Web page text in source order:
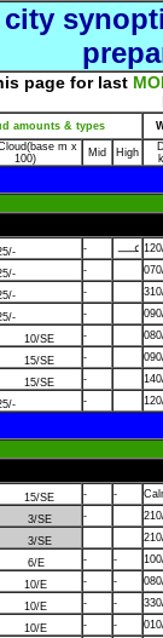
page for last
amounts & types
m x
100)
Mid High
-
-
-
-
10/SE -
15/SE -
15/SE -
-
15/SE - -
3/SE -
3/SE
6/E - -
10/E - -
10/E - -
10/E - -